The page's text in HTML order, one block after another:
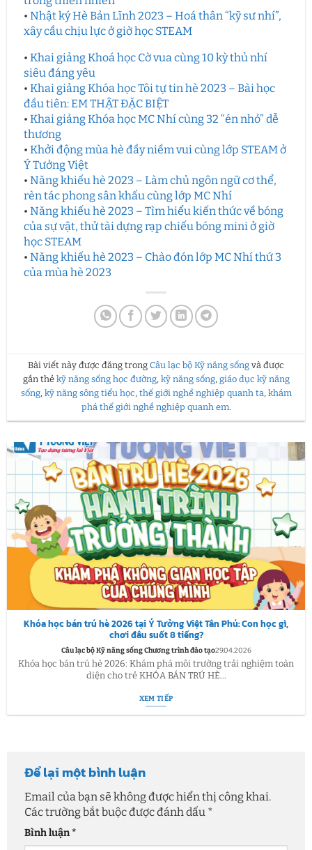
• Nhật ký Hè Bản Lĩnh 2023 – Hoá thân “kỹ sư nhí”,
xây cầu chịu lực ở giờ học STEAM
• Khai giảng Khoá học Cờ vua cùng 10 kỳ thủ nhí
siêu đáng yêu
• Khai giảng Khóa học Tôi tự tin hè 2023 – Bài học
đầu tiên: EM THẬT ĐẶC BIỆT
• Khai giảng Khóa học MC Nhí cùng 32 “én nhỏ” dễ
thương
• Khởi động mùa hè đầy niềm vui cùng lớp STEAM ở
Ý Tưởng Việt
• Năng khiếu hè 2023 – Làm chủ ngôn ngữ cơ thể,
rèn tác phong sân khấu cùng lớp MC Nhí
• Năng khiếu hè 2023 – Tìm hiểu kiến thức về bóng
của sự vật, thử tài dựng rạp chiếu bóng mini ở giờ
học STEAM
• Năng khiếu hè 2023 – Chào đón lớp MC Nhí thứ 3
của mùa hè 2023
Bài viết này được đăng trong Câu lạc bộ Kỹ năng sống và được
gắn thẻ kỹ năng sống học đường, kỹ năng sống, giáo dục kỹ năng
sống, kỹ năng sông tiểu học, thế giới nghề nghiệp quanh ta, khám
phá thế giới nghề nghiệp quanh em.
Khóa học bán trú hè 2026 tại Ý Tưởng Việt Tân Phú: Con học gì,
chơi đâu suốt 8 tiếng?
Câu lạc bộ Kỹ năng sống Chương trình đào tạo29.04.2026
Khóa học bán trú hè 2026: Khám phá môi trường trải nghiệm toàn
diện cho trẻ KHÓA BÁN TRÚ HÈ...
XEM TIẾP
Để lại một bình luận
Email của bạn sẽ không được hiển thị công khai.
Các trường bắt buộc được đánh dấu *
Bình luận*